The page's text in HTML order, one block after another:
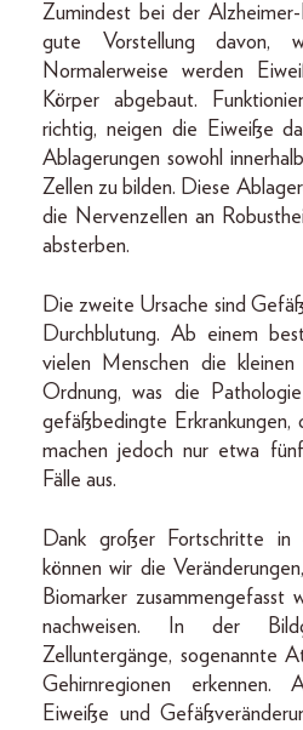
Zumindest bei der
gute Vorstellung davon,
Normalerweise werden
Körper abgebaut.
richtig, neigen die Eiweiße
Ablagerungen sowohl
Zellen zu bilden. Diese
die Nervenzellen an
absterben.
Die zweite Ursache sind
Durchblutung. Ab einem
vielen Menschen die
Ordnung, was die
gefäßbedingte Erkrankungen,
machen jedoch nur etwa
Fälle aus.
Dank großer Fortschritte in
können wir die
Biomarker zusammengefasst
nachweisen. In der
Zelluntergänge, sogenannte
Gehirnregionen erkennen.
Eiweiße und